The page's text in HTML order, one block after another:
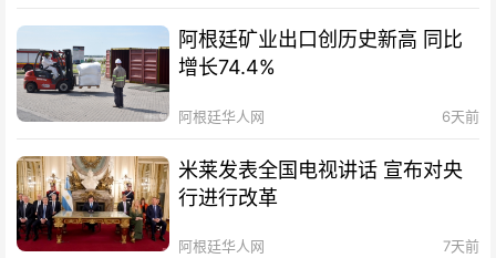
阿根廷矿业出口创历史新高 同比
增长74.4%
阿根廷华人网 6天前
米莱发表全国电视讲话 宣布对央
行进行改革
阿根廷华人网 7天前